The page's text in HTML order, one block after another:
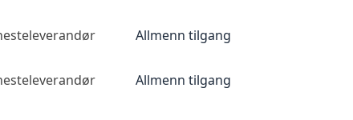
Allmenn tilgang
Allmenn tilgang